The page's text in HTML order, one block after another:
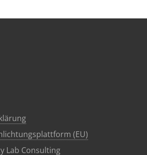
(EU)
Lab Consulting